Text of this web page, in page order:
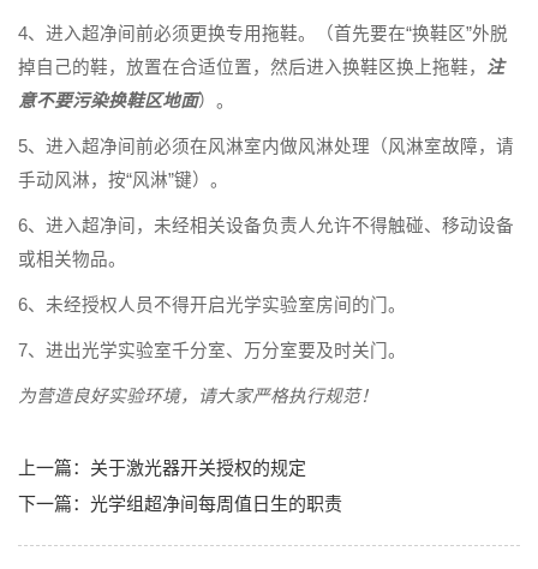
4、进入超净间前必须更换专用拖鞋。（首先要在“换鞋区”外脱
掉自己的鞋，放置在合适位置，然后进入换鞋区换上拖鞋，
注
意不要污染换鞋区地面）。
5、进入超净间前必须在风淋室内做风淋处理（风淋室故障，请
手动风淋，按“风淋”键）。
6、进入超净间，未经相关设备负责人允许不得触碰、移动设备
或相关物品。
6、未经授权人员不得开启光学实验室房间的门。
7、进出光学实验室千分室、万分室要及时关门。
为营造良好实验环境，请大家严格执行规范！
上一篇： 关于激光器开关授权的规定
下一篇： 光学组超净间每周值日生的职责